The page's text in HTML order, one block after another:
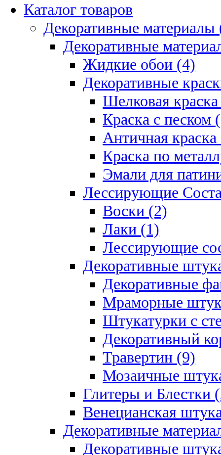
Каталог товаров
Декоративные материалы
Декоративные
Жидкие обои (4)
Декоративные
Шелковая
Краска с песком
Античная
Краска по
Эмали для
Лессирующие
Воски (2)
Лаки (1)
Лессирующие
Декоративные
Декоративные
Мраморные
Штукатурки с
Декоративный
Травертин (9)
Мозаичные
Глитеры и Блестки
Венецианская
Декоративные
Декоративные